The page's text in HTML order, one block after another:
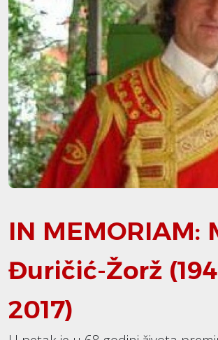
IN MEMORIAM:
Đuričić-Žorž
2017)